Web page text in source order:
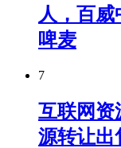
人，百
啤麦
7
互联网资
源转让出